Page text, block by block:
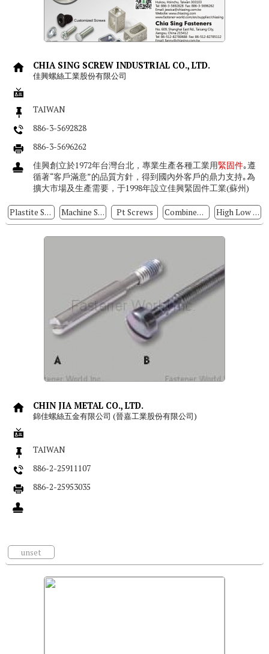
CHIA SING SCREW INDUSTRIAL CO., LTD.
佳興螺絲工業股份有限公司
TAIWAN
886-3-5692828
886-3-5696262
佳興創立於1972年台灣台北，專業生產各種工業用緊固件｡遵
循著“客戶滿意”的品質方針，得到國內外客戶的鼎力支持｡為
擴大市場及生產需要，于1998年設立佳興緊固件工業(蘇州)
Plastite Screws
Machine Screws Pt Screws Combined Screws High Low Thread Screws
CHIN JIA METAL CO., LTD.
錦佳螺絲五金有限公司 (晉嘉工業股份有限公司)
TAIWAN
886-2-25911107
886-2-25953035
unset